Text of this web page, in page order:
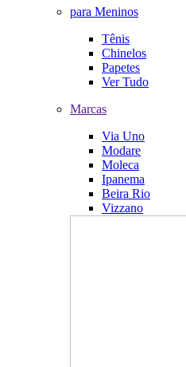
para Meninos
Tênis
Chinelos
Papetes
Ver Tudo
Marcas
Via Uno
Modare
Moleca
Ipanema
Beira Rio
Vizzano